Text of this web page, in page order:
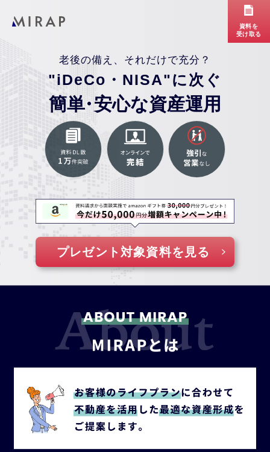
資料を
受け取る
老後の備え、それだけで充分？
"iDeCo・NISA"に次ぐ
簡単・安心な資産運用
プレゼント対象資料を見る